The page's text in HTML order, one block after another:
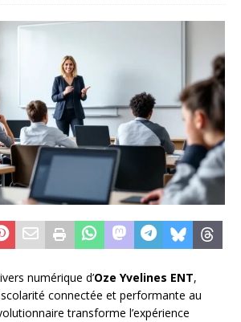
numérique d’Oze Yvelines ENT,
connectée et performante au
transforme l’expérience